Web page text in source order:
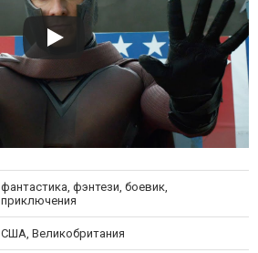
фантастика, фэнтези, боевик,
приключения
США, Великобритания